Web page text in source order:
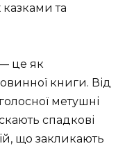
казками та
це як
книги. Від
метушні
спадкові
що закликають